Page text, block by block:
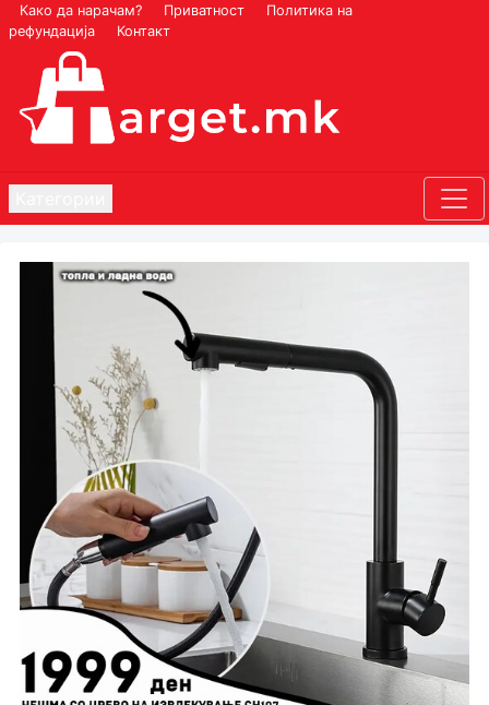
Како да нарачам? Приватност
Политика на
рефундација
Контакт